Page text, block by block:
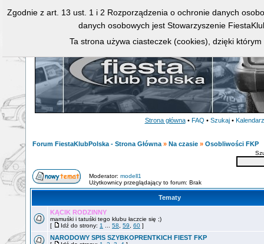
Strona główna • FAQ • Szukaj • Kalendarz
Forum FiestaKlubPolska - Strona Główna » Na czasie » Osobliwości FKP
Moderator: modell1
Użytkownicy przeglądający to forum: Brak
Tematy
KĄCIK RODZINNY
mamuśki i tatuśki tego klubu łaczcie się ;)
[
Idź do strony: 1 58 59 60 ]
NARODOWY SPIS SZYBKOPRENTKICH FIEST FKP
Zgodnie z art. 13 ust. 1 i 2 Rozporządzenia o ochronie danych
danych osobowych jest Stowarzyszenie
Ta strona używa ciasteczek (cookies), dzięki